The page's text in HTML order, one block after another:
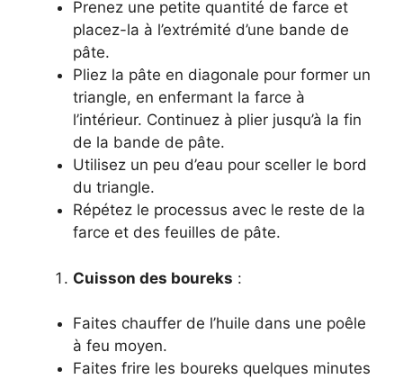
Prenez une petite quantité de farce et
placez-la à l’extrémité d’une bande de
pâte.
Pliez la pâte en diagonale pour former un
triangle, en enfermant la farce à
l’intérieur. Continuez à plier jusqu’à la fin
de la bande de pâte.
Utilisez un peu d’eau pour sceller le bord
du triangle.
Répétez le processus avec le reste de la
farce et des feuilles de pâte.
Cuisson des boureks :
Faites chauffer de l’huile dans une poêle
à feu moyen.
Faites frire les boureks quelques minutes